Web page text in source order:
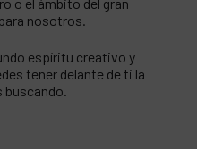
nosotros.
espíritu creativo y
tener delante de ti la
buscando.